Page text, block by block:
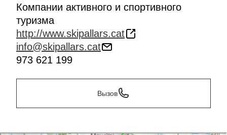
Компании активного и спортивного
туризма
http://www.skipallars.cat
info@skipallars.cat
973 621 199
Вызов